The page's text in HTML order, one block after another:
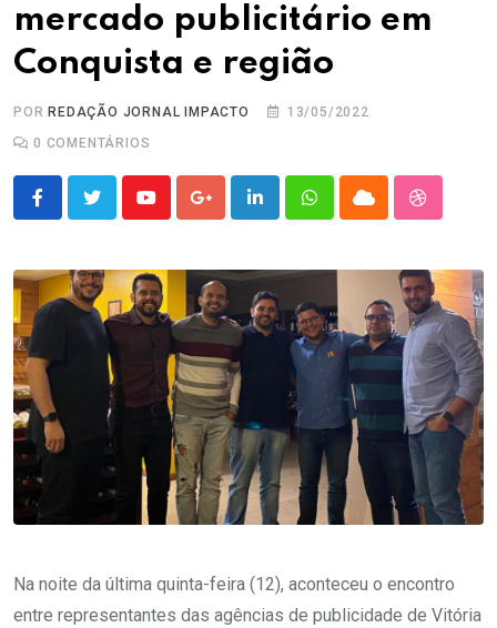
mercado publicitário em
Conquista e região
POR REDAÇÃO JORNAL IMPACTO
13/05/2022
0 COMENTÁRIOS
YoutubeGoogle+LinkedInWhatsappCloud
Na noite da última quinta-feira (12), aconteceu o encontro
entre representantes das agências de publicidade de Vitória